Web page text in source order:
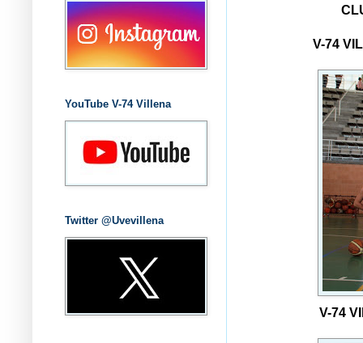
V-74
V-74
YouTube V-74 Villena
Twitter @Uvevillena